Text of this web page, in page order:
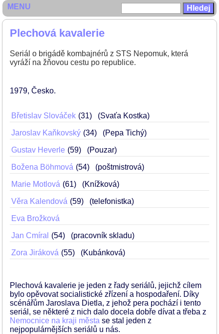
Plechová kavalerie
Seriál o brigádě kombajnérů z STS Nepomuk, která
vyráží na žňovou cestu po republice.
1979 Česko
Břetislav Slováček 31 (Svaťa Kostka)
Jaroslav Kaňkovský 34 (Pepa Tichý)
Gustav Heverle 59 (Pouzar)
Božena Böhmová 54 (poštmistrová)
Marie Motlová 61 (Knížková)
Věra Kalendová 59 (telefonistka)
Eva Brožková
Jan Cmíral 54 (pracovník skladu)
Zora Jiráková 55 (Kubánková)
Plechová kavalerie je jeden z řady seriálů, jejichž cílem
bylo opěvovat socialistické zřízení a hospodaření. Díky
scénářům Jaroslava Dietla, z jehož pera pochází i tento
seriál, se některé z nich dalo docela dobře dívat a třeba z
Nemocnice na kraji města se stal jeden z
nejpopulárnějších seriálů u nás.
MENU